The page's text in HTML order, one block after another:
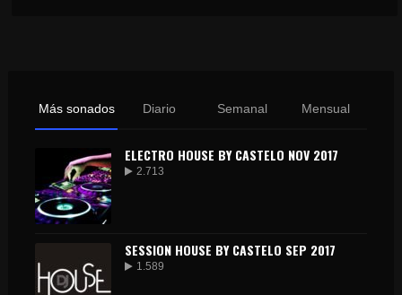
Más sonados Diario Semanal Mensual
ELECTRO HOUSE BY CASTELO NOV 2017
2.713
SESSION HOUSE BY CASTELO SEP 2017
1.589